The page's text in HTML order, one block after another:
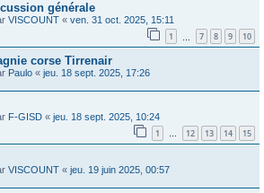
générale
VISCOUNT « ven. 31 oct. 2025, 15:11
1 7 8 9 10
corse Tirrenair
Paulo « jeu. 18 sept. 2025, 17:26
F-GISD « jeu. 18 sept. 2025, 10:24
1 … 12 13 14 15
VISCOUNT « jeu. 19 juin 2025, 00:57